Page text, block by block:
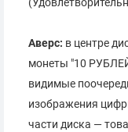
Аверс: в центре
монеты "10
видимые
изображения
части диска —